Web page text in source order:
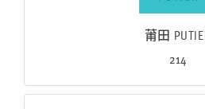
莆田
214